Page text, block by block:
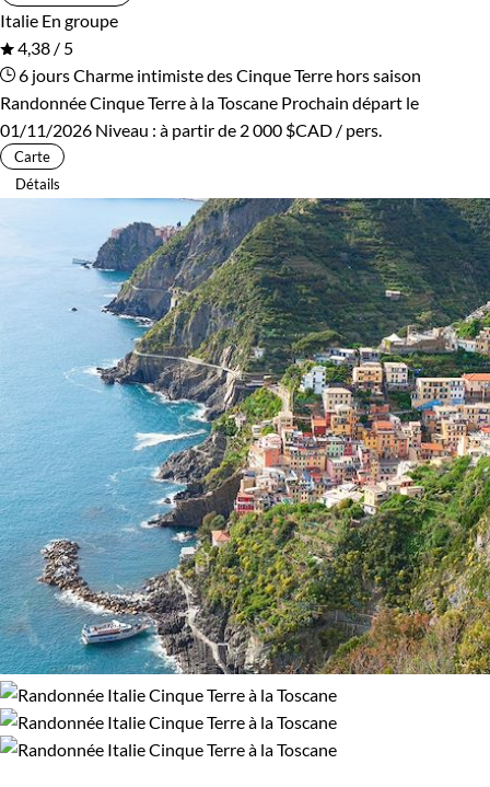
Italie En groupe
4,38 / 5
6 joursCharme intimiste des Cinque Terre hors saison
Randonnée Cinque Terre à la Toscane Prochain départ le
01/11/2026 Niveau : à partir de 2 000 $CAD / pers.
Carte
Détails